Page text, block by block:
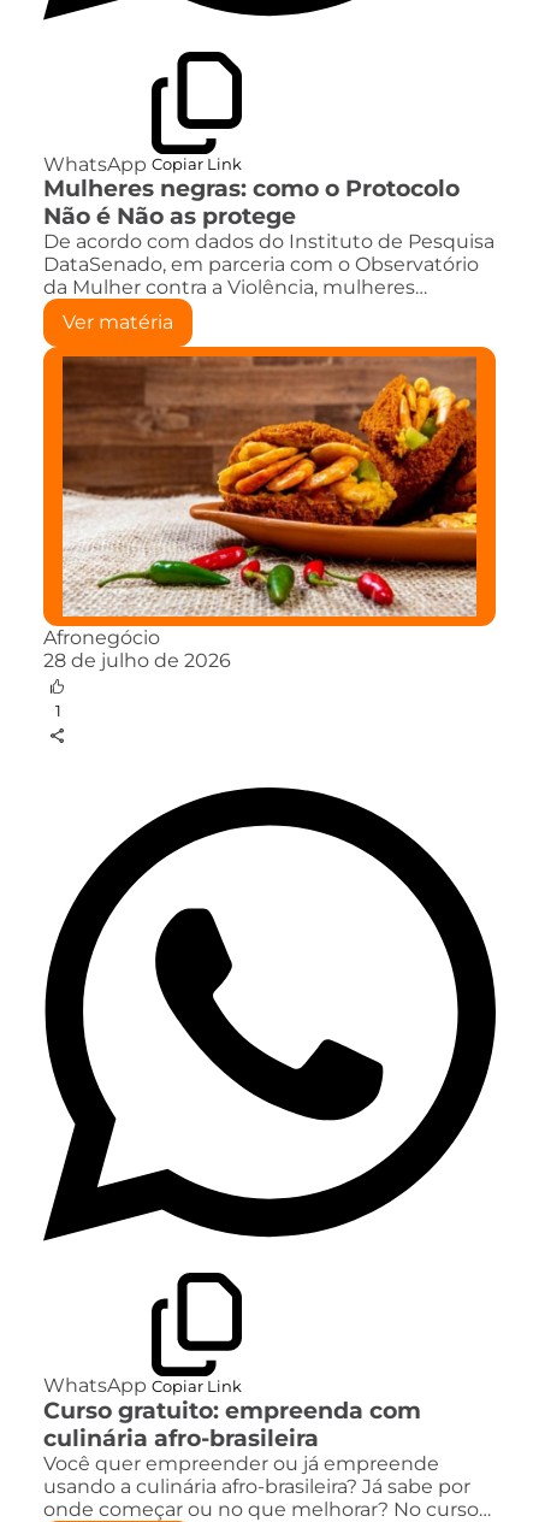
WhatsApp Copiar Link
Mulheres negras: como o Protocolo
Não é Não as protege
De acordo com dados do Instituto de Pesquisa
DataSenado, em parceria com o Observatório
da Mulher contra a Violência, mulheres…
Ver matéria
Afronegócio
28 de julho de 2026
1
WhatsApp Copiar Link
Curso gratuito: empreenda com
culinária afro-brasileira
Você quer empreender ou já empreende
usando a culinária afro-brasileira? Já sabe por
onde começar ou no que melhorar? No curso…